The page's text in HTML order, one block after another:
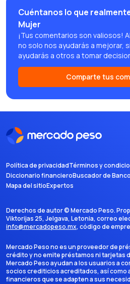
Cuéntanos lo que
Mujer
¡Tus comentarios son valiosos!
no solo nos ayudarás a mejorar,
ayudarás a otros a tomar
Comparte tus
Política de privacidadTérminos y
Diccionario financieroBuscador de
Mapa del sitioExpertos
Derechos de autor ©Mercado Peso.
Viktorijas 25, Jelgava, Letonia, correo
info@mercadopeso.mx, código de
Mercado Peso no es un proveedor de
crédito y no emite préstamos ni tarjetas
Mercado Peso ayudan a los usuarios a
socios crediticios acreditados, así como
financieros que se adapten a sus